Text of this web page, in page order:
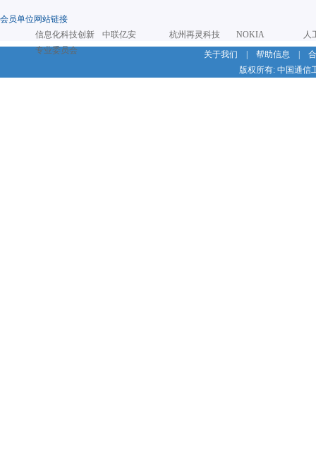
会员单位网站链接
信息化科技创新
专业委员会
中联亿安 杭州再灵科技 NOKIA
人
关于我们
帮助信息
版权所有: 中国通信